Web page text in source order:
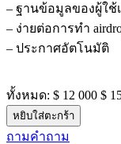
– ฐานข้อมูลของผู้ใ
– ง่ายต่อการทํา
– ประกาศอัตโนมัติ
ทั้งหมด: $ 12 000 $
หยิบใส่ตะกร้า
ถามคําถาม